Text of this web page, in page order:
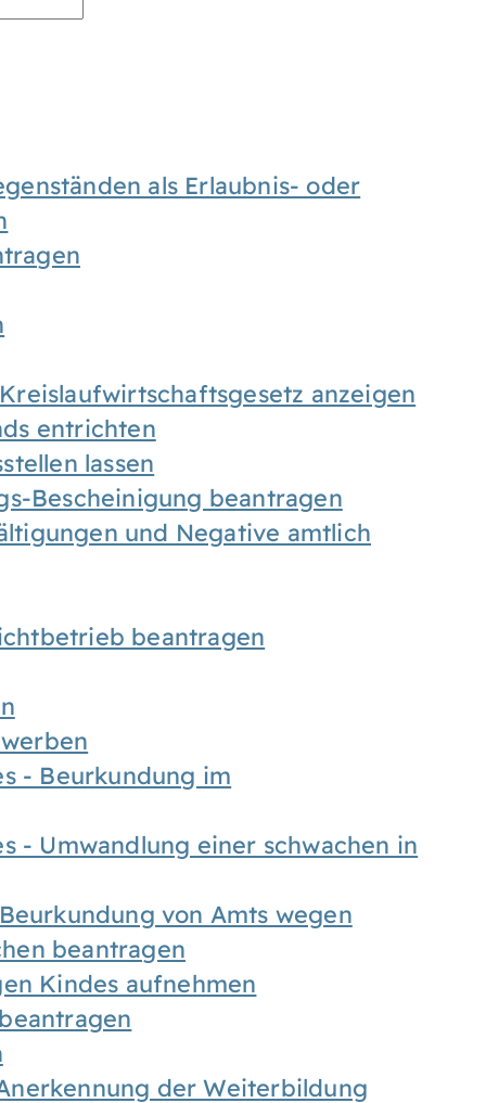
als Erlaubnis- oder
anzeigen
entrichten
lassen
Bescheinigung beantragen
und Negative amtlich
beantragen
- Beurkundung im
- Umwandlung einer schwachen in
von Amts wegen
beantragen
Kindes aufnehmen
der Weiterbildung